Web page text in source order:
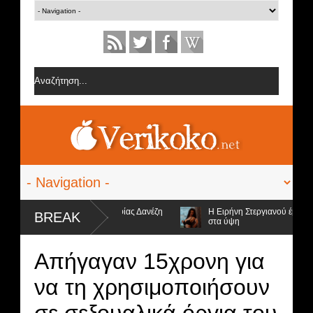
BREAK
από την ομάδα της Σοφίας Δανέζη
Η Ειρήνη Στεργιανού έβαλε
στα ύψη
Απήγαγαν 15χρονη για
να τη χρησιμοποιήσουν